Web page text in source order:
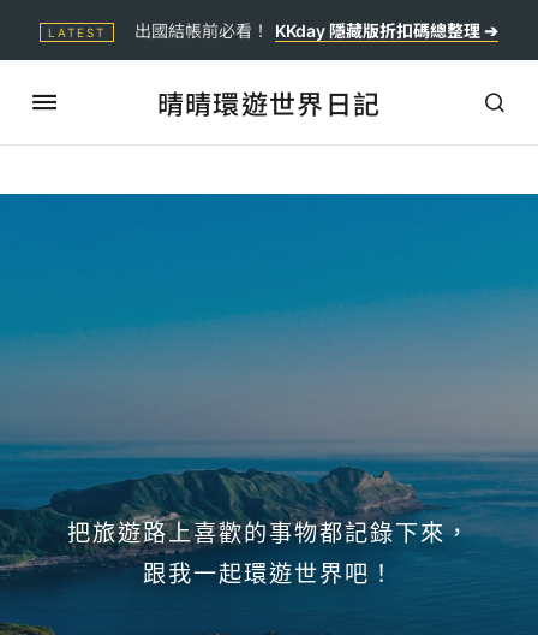
LATEST 出國結帳前必看！ KKday 隱藏版折扣碼總整理 ➔
晴晴環遊世界日記
把旅遊路上喜歡的事物都記錄下來，
跟我一起環遊世界吧！